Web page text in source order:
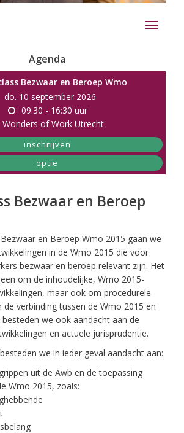
Toggle
Agenda
Bezwaar en Beroep Wmo
do. 10 september 2026
09:30 - 16:30 uur
Wonders of Work Utrecht
inschrijven
optie
Bezwaar en Beroep
en Beroep Wmo 2015 gaan we
in de Wmo 2015 die voor
bezwaar en beroep relevant zijn. Het
om de inhoudelijke, Wmo 2015-
maar ook om procedurele
de verbinding tussen de Wmo 2015 en
we ook aandacht aan de
en actuele jurisprudentie.
we in ieder geval aandacht aan:
uit de Awb en de toepassing
Wmo 2015, zoals: